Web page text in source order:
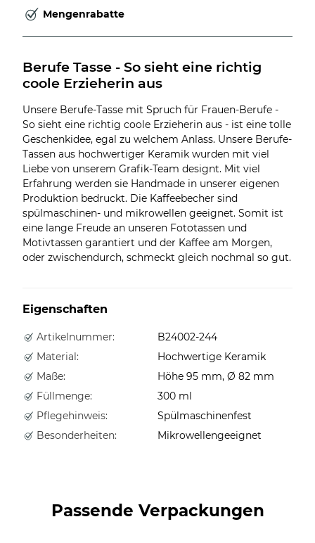
Mengenrabatte
Berufe Tasse - So sieht eine richtig
coole Erzieherin aus
Unsere Berufe-Tasse mit Spruch für Frauen-Berufe -
So sieht eine richtig coole Erzieherin aus - ist eine tolle
Geschenkidee, egal zu welchem Anlass. Unsere Berufe-
Tassen aus hochwertiger Keramik wurden mit viel
Liebe von unserem Grafik-Team designt. Mit viel
Erfahrung werden sie Handmade in unserer eigenen
Produktion bedruckt. Die Kaffeebecher sind
spülmaschinen- und mikrowellen geeignet. Somit ist
eine lange Freude an unseren Fototassen und
Motivtassen garantiert und der Kaffee am Morgen,
oder zwischendurch, schmeckt gleich nochmal so gut.
Eigenschaften
Artikelnummer:
B24002-244
Material:
Hochwertige Keramik
Maße:
Höhe 95 mm, Ø 82 mm
Füllmenge:
300 ml
Pflegehinweis:
Spülmaschinenfest
Besonderheiten:
Mikrowellengeeignet
Passende Verpackungen